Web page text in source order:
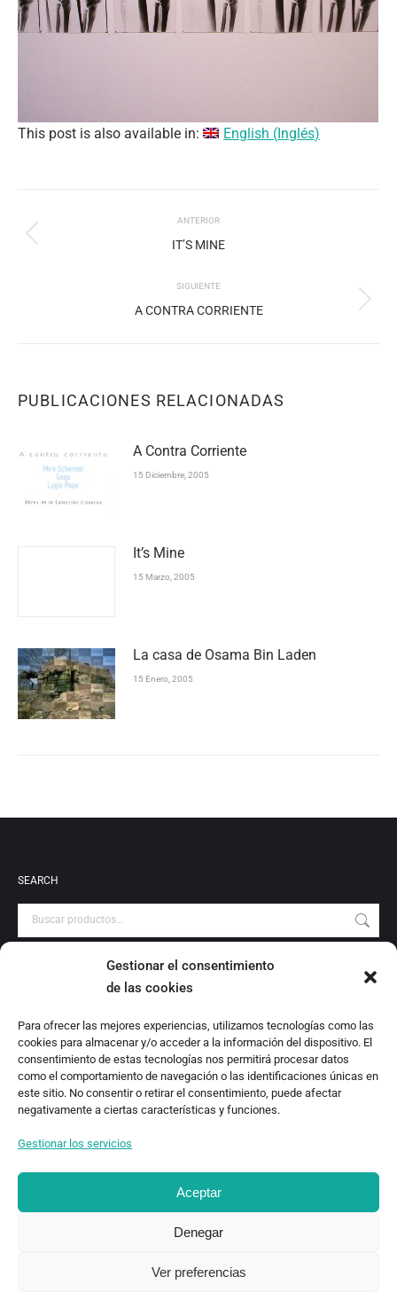
Gestionar el consentimiento
de las cookies
Para ofrecer las mejores experiencias, utilizamos tecnologías como las
cookies para almacenar y/o acceder a la información del dispositivo. El
consentimiento de estas tecnologías nos permitirá procesar datos
como el comportamiento de navegación o las identificaciones únicas en
este sitio. No consentir o retirar el consentimiento, puede afectar
negativamente a ciertas características y funciones.
Gestionar los servicios
Aceptar
Denegar
Ver preferencias
This post is also available in: English (Inglés)
ENTRE
ANTERIOR
Publicación
IT’S MINE
SIGUIENTE
Publicación
A CONTRA CORRIENTE
PUBLICACIONES RELACIONADAS
A Contra Corriente
15 Diciembre, 2005
It’s Mine
15 Marzo, 2005
La casa de Osama Bin Laden
15 Enero, 2005
SEARCH
PRODUCT CATEGORIES
Catálogo
Escrituras Locales
Estudio
Investigación